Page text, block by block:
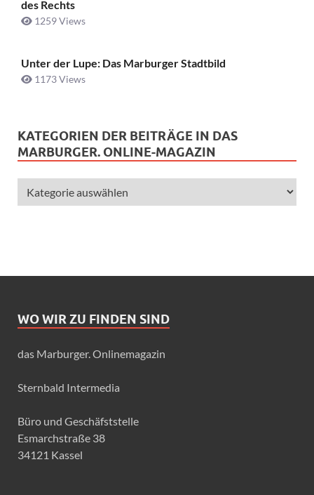
des Rechts
1259 Views
Unter der Lupe: Das Marburger Stadtbild
1173 Views
KATEGORIEN DER BEITRÄGE IN DAS
MARBURGER. ONLINE-MAGAZIN
WO WIR ZU FINDEN SIND
das Marburger. Onlinemagazin
Sternbald Intermedia
Büro und Geschäfststelle
Esmarchstraße 38
34121 Kassel